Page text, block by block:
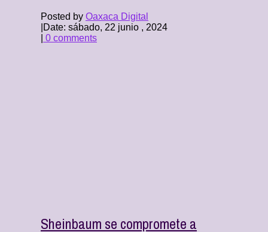
Posted by Oaxaca Digital
Date: sábado, 22 junio , 2024
0 comments
Sheinbaum se compromete a